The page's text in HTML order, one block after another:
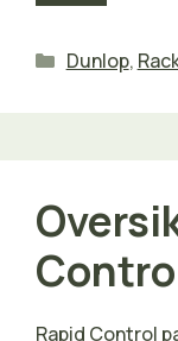
Kategorier
Dunlop,
Rapid Control